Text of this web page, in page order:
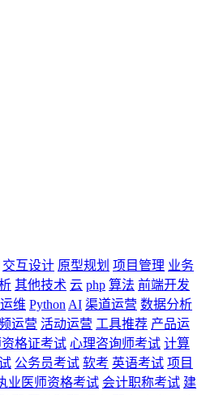
交互设计 原型规划 项目管理 业务
其他技术 云 php 算法 前端开发
运维 Python AI 渠道运营 数据分析
运营 活动运营 工具推荐 产品运
格证考试 心理咨询师考试 计算
公务员考试 软考 英语考试 项目
业医师资格考试 会计职称考试 建